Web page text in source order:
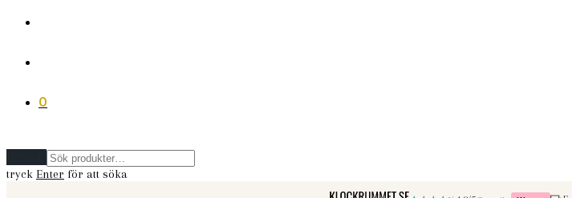
0
tryck Enter för att söka